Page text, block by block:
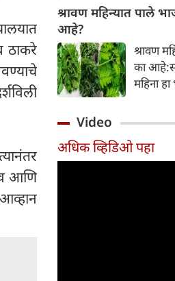
ठाकरे
आणि
होते,
आणि
निर्माण
श्रावण महिन्यात पाले
आहे?
श्रावण
का
महिना
दानधर्म
पालन
Video
अधिक व्हिडिओ पहा